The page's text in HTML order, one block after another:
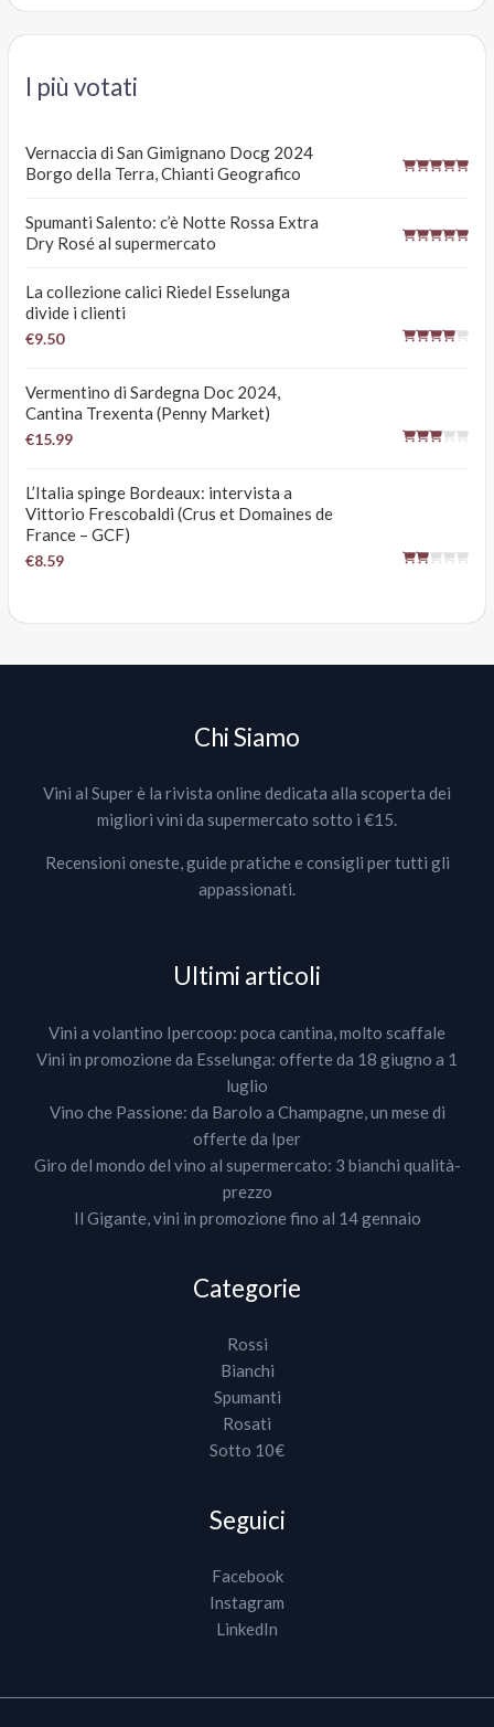
I più votati
Vernaccia di San Gimignano Docg 2024
Borgo della Terra, Chianti Geografico
Spumanti Salento: c’è Notte Rossa Extra
Dry Rosé al supermercato
La collezione calici Riedel Esselunga
divide i clienti
€9.50
Vermentino di Sardegna Doc 2024,
Cantina Trexenta (Penny Market)
€15.99
L’Italia spinge Bordeaux: intervista a
Vittorio Frescobaldi (Crus et Domaines de
France – GCF)
€8.59
Chi Siamo
Vini al Super è la rivista online dedicata alla scoperta dei
migliori vini da supermercato sotto i €15.
Recensioni oneste, guide pratiche e consigli per tutti gli
appassionati.
Ultimi articoli
Vini a volantino Ipercoop: poca cantina, molto scaffale
Vini in promozione da Esselunga: offerte da 18 giugno a 1
luglio
Vino che Passione: da Barolo a Champagne, un mese di
offerte da Iper
Giro del mondo del vino al supermercato: 3 bianchi qualità-
prezzo
Il Gigante, vini in promozione fino al 14 gennaio
Categorie
Rossi
Bianchi
Spumanti
Rosati
Sotto 10€
Seguici
Facebook
Instagram
LinkedIn